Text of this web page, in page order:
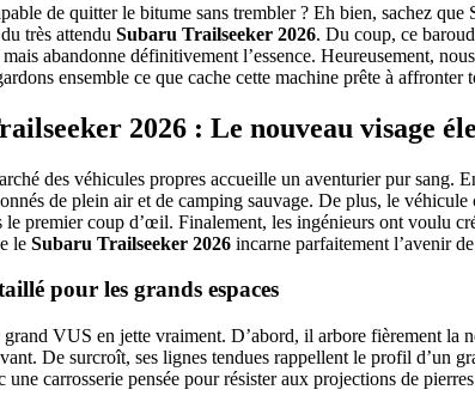
de quitter le bitume sans trembler ? Eh bien, sachez
très attendu Subaru Trailseeker 2026. Du coup, ce
abandonne définitivement l’essence. Heureusement,
ensemble ce que cache cette machine prête à affronter
2026 : Le nouveau visage
des véhicules propres accueille un aventurier pur sang.
de plein air et de camping sauvage. De plus, le
le premier coup d’œil. Finalement, les ingénieurs ont voulu
le Subaru Trailseeker 2026 incarne parfaitement l’avenir
pour les grands espaces
VUS en jette vraiment. D’abord, il arbore fièrement
De surcroît, ses lignes tendues rappellent le profil d’un
une carrosserie pensée pour résister aux projections de